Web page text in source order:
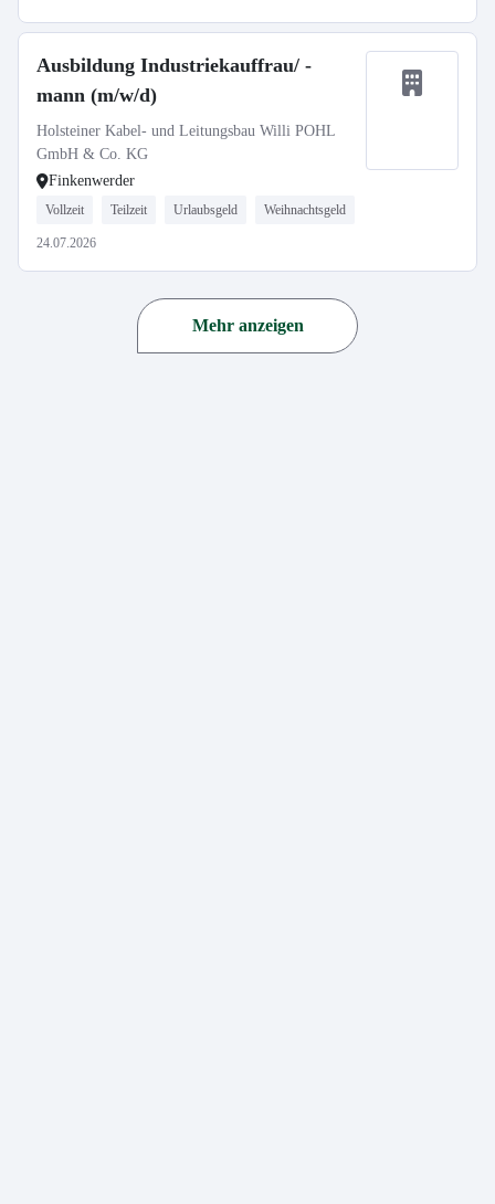
Ausbildung Industriekauffrau/ -
mann (m/w/d)
Holsteiner Kabel- und Leitungsbau Willi POHL
GmbH & Co. KG
Finkenwerder
Vollzeit Teilzeit Urlaubsgeld Weihnachtsgeld
24.07.2026
Mehr anzeigen